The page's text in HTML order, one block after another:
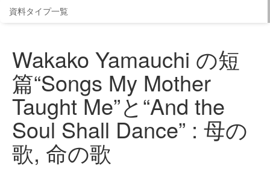
資料タイプ一覧
Wakako Yamauchi の短
篇“Songs My Mother
Taught Me”と“And the
Soul Shall Dance” : 母の
歌, 命の歌